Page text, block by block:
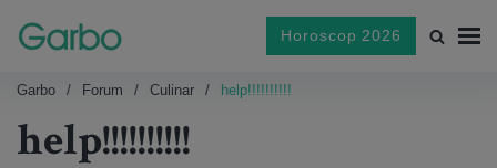
Horoscop 2026
Garbo Forum Culinar help!!!!!!!!!!
help!!!!!!!!!!